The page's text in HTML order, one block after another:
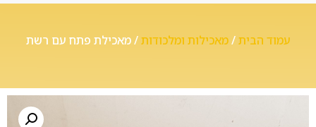
עמוד הבית/מאכילות ומלכודות/ מאכילת פתח עם רשת